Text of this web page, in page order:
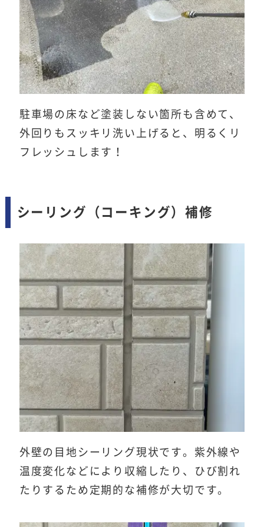
駐車場の床など塗装しない箇所も含めて、
外回りもスッキリ洗い上げると、明るくリ
フレッシュします！
シーリング（コーキング）補修
外壁の目地シーリング現状です。紫外線や
温度変化などにより収縮したり、ひび割れ
たりするため定期的な補修が大切です。